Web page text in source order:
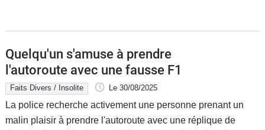
Quelqu'un s'amuse à prendre
l'autoroute avec une fausse F1
Faits Divers / Insolite Le 30/08/2025
La police recherche activement une personne prenant un
malin plaisir à prendre l'autoroute avec une réplique de